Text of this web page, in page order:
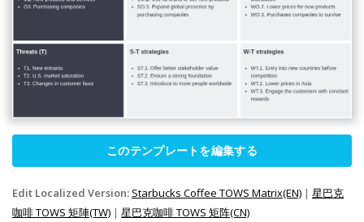
このテンプレートを編集する
Edit Localized Version: Starbucks Coffee TOWS Matrix(EN) | 星巴克
咖啡 TOWS 矩陣(TW) | 星巴克咖啡 TOWS 矩阵(CN)